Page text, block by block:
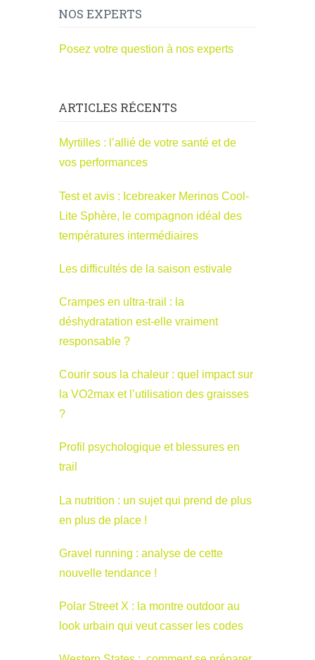
NOS EXPERTS
Posez votre question à nos experts
ARTICLES RÉCENTS
Myrtilles : l’allié de votre santé et de
vos performances
Test et avis : Icebreaker Merinos Cool-
Lite Sphère, le compagnon idéal des
températures intermédiaires
Les difficultés de la saison estivale
Crampes en ultra-trail : la
déshydratation est-elle vraiment
responsable ?
Courir sous la chaleur : quel impact sur
la VO2max et l’utilisation des graisses
?
Profil psychologique et blessures en
trail
La nutrition : un sujet qui prend de plus
en plus de place !
Gravel running : analyse de cette
nouvelle tendance !
Polar Street X : la montre outdoor au
look urbain qui veut casser les codes